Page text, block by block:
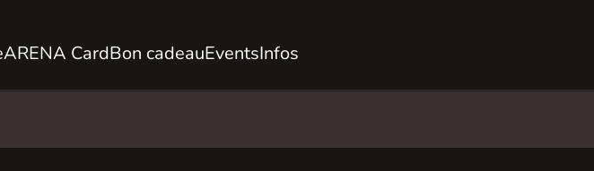
ARENA CardBon cadeauEventsInfos